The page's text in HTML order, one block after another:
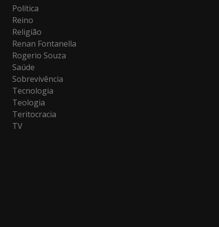
Política
Reino
Religião
Renan Fontanella
Rogerio Souza
Saúde
Sobrevivência
Tecnologia
Teologia
Teritocracia
TV